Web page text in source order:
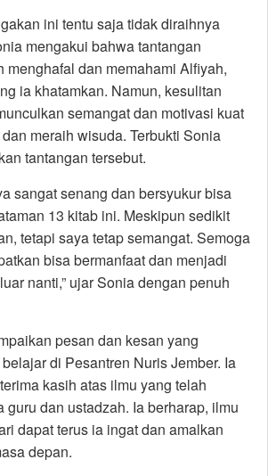
ini tentu saja tidak diraihnya
mengakui bahwa tantangan
menghafal dan memahami Alfiyah,
ia khatamkan. Namun, kesulitan
semangat dan motivasi kuat
meraih wisuda. Terbukti Sonia
tantangan tersebut.
sangat senang dan bersyukur bisa
13 kitab ini. Meskipun sedikit
tetapi saya tetap semangat. Semoga
bisa bermanfaat dan menjadi
nanti,” ujar Sonia dengan penuh
pesan dan kesan yang
di Pesantren Nuris Jember. Ia
kasih atas ilmu yang telah
guru dan ustadzah. Ia berharap, ilmu
dapat terus ia ingat dan amalkan
depan.